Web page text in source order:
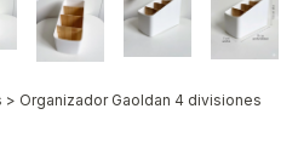
> Organizador Gaoldan 4 divisiones